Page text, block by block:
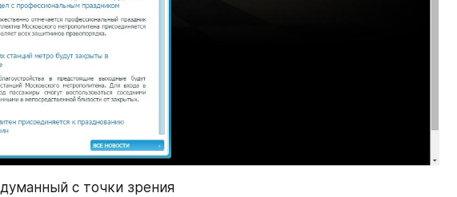
с точки зрения